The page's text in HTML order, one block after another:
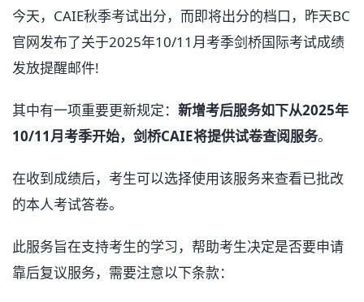
今天，CAIE秋季考试出分，而即将出分的档口，昨天BC
官网发布了关于2025年10/11月考季剑桥国际考试成绩
发放提醒邮件!
其中有一项重要更新规定： 新增考后服务如下从2025年
10/11月考季开始，剑桥CAIE将提供试卷查阅服务。
在收到成绩后，考生可以选择使用该服务来查看已批改
的本人考试答卷。
此服务旨在支持考生的学习，帮助考生决定是否要申请
靠后复议服务，需要注意以下条款：